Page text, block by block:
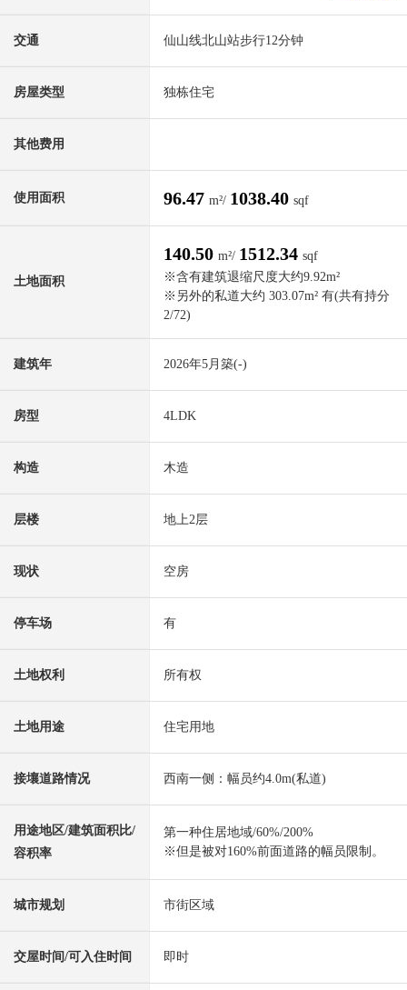
交通 仙山线北山站步行12分钟
房屋类型 独栋住宅
其他费用
使用面积 96.47 m²/ 1038.40 sqf
土地面积
140.50 m²/ 1512.34 sqf
※含有建筑退缩尺度大约9.92m²
※另外的私道大约 303.07m² 有(共有持分
2/72)
建筑年 2026年5月築(-)
房型 4LDK
构造 木造
层楼 地上2层
现状 空房
停车场 有
土地权利 所有权
土地用途 住宅用地
接壤道路情况 西南一侧：幅员约4.0m(私道)
用途地区/建筑面积比/
容积率
第一种住居地域/60%/200%
※但是被对160%前面道路的幅员限制。
城市规划 市街区域
交屋时间/可入住时间 即时